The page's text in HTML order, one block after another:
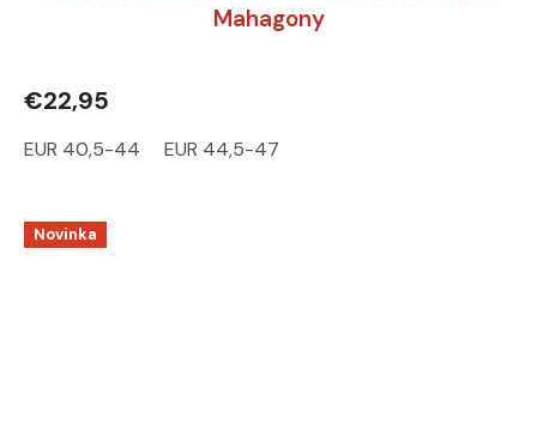
Mahagony
€22,95
EUR 40,5-44 EUR 44,5-47
Novinka